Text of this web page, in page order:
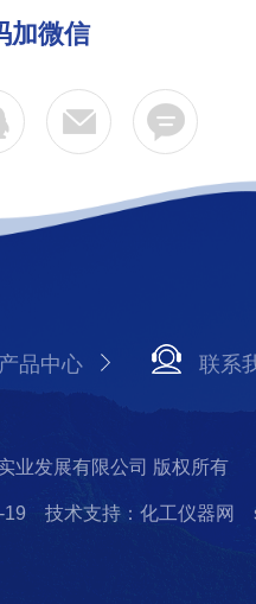
加微信
产品中心 联系
业发展有限公司 版权所有
19 技术支持：化工仪器网